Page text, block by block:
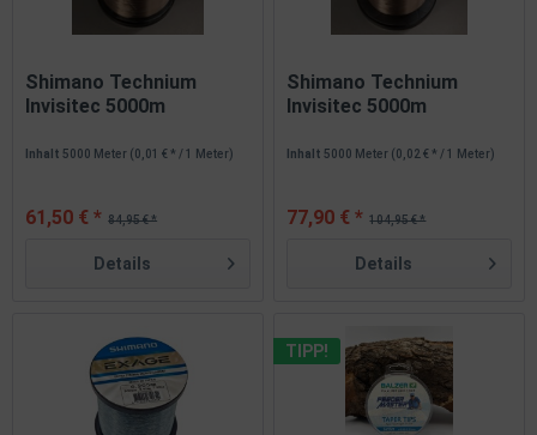
Shimano Technium
Invisitec 5000m
Inhalt 5000 Meter (0,01 € * / 1 Meter)
84,95 € *
61,50 € *
Details
Shimano Technium
Invisitec 5000m
Inhalt 5000 Meter (0,02 € * / 1 Meter)
104,95 € *
77,90 € *
Details
TIPP!